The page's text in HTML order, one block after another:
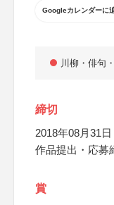
Googleカレンダーに
川柳・俳句
締切
2018年08月31日
作品提出・応募
賞